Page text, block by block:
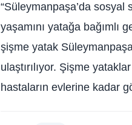
“Süleymanpaşa’da sosyal
yaşamını yatağa bağımlı
şişme yatak
ulaştırılıyor. Şişme
hastaların evlerine kadar